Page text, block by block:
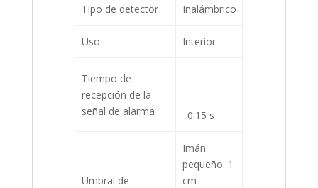
Tipo de detector Inalámbrico
Uso Interior
Tiempo de
recepción de la
señal de alarma
0.15 s
Umbral de
Imán
pequeño: 1
cm